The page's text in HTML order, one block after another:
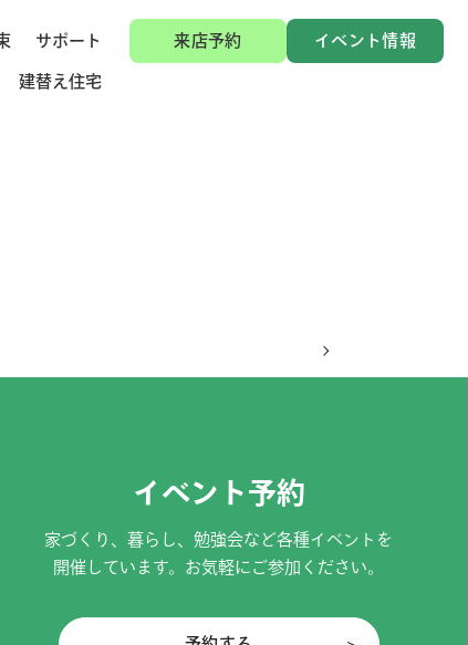
サポート
建替え住宅
来店予約 イベント情報
イベント予約
家づくり、暮らし、勉強会など各種イベントを
開催しています。お気軽にご参加ください。